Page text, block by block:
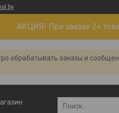
АКЦИЯ! При заказе 2+
обрабатывать заказы и